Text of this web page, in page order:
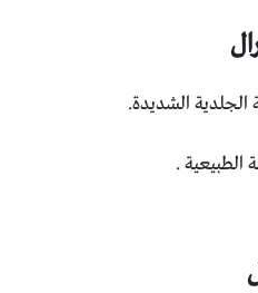
الجلدية الشديدة.
الطبيعية .